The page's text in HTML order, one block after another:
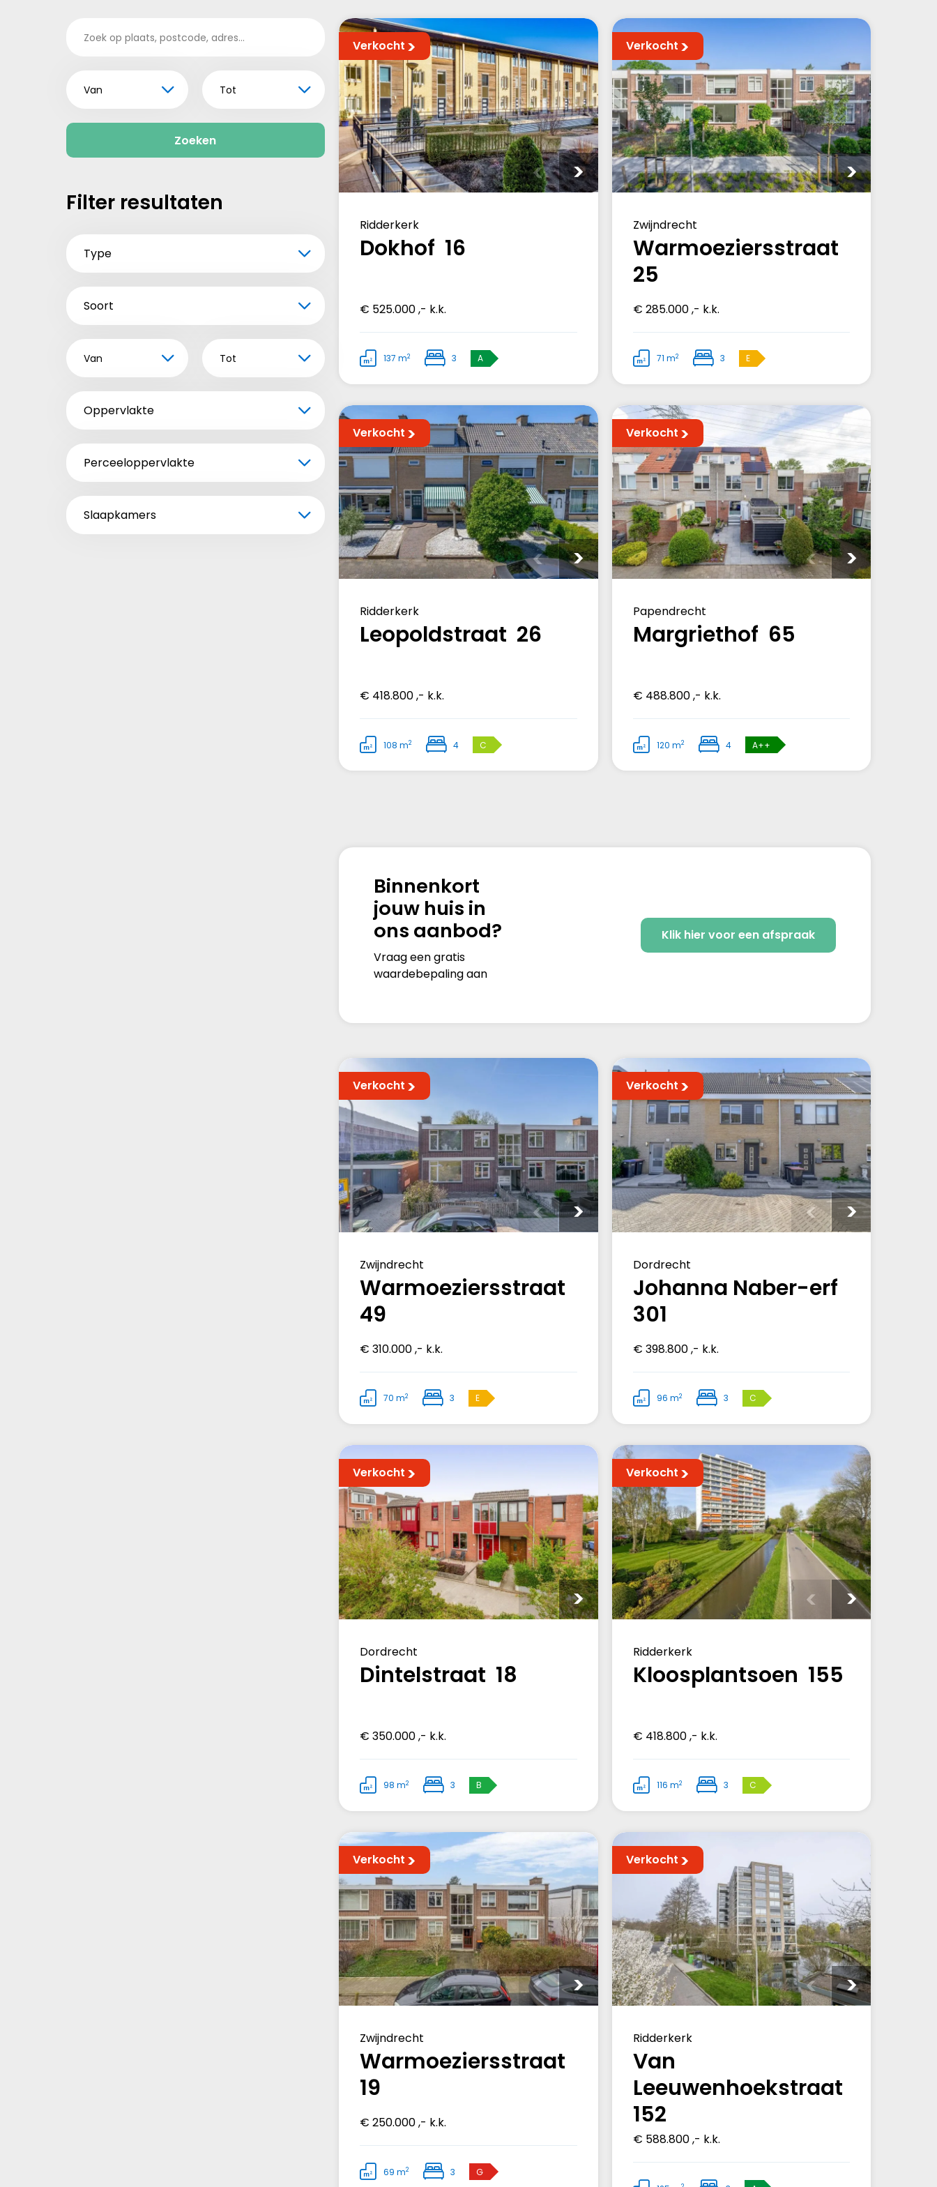
Van Tot
Zoeken
Filter resultaten
Type
Soort
Van Tot
Oppervlakte
Perceeloppervlakte
Slaapkamers
Verkocht
Ridderkerk
Dokhof 16
€ 525.000 ,- k.k.
137 m2 3 A
Verkocht
Zwijndrecht
Warmoeziersstraat
25
€ 285.000 ,- k.k.
71 m2 3 E
Verkocht
Ridderkerk
Leopoldstraat 26
€ 418.800 ,- k.k.
108 m2 4 C
Verkocht
Papendrecht
Margriethof 65
€ 488.800 ,- k.k.
120 m2 4 A++
Binnenkort
jouw huis in
ons aanbod?
Vraag een gratis
waardebepaling aan
Klik hier voor een afspraak
Verkocht
Zwijndrecht
Warmoeziersstraat
49
€ 310.000 ,- k.k.
70 m2 3 E
Verkocht
Dordrecht
Johanna Naber-erf
301
€ 398.800 ,- k.k.
96 m2 3 C
Verkocht
Dordrecht
Dintelstraat 18
€ 350.000 ,- k.k.
98 m2 3 B
Verkocht
Ridderkerk
Kloosplantsoen 155
€ 418.800 ,- k.k.
116 m2 3 C
Verkocht
Zwijndrecht
Warmoeziersstraat
19
€ 250.000 ,- k.k.
69 m2 3 G
Verkocht
Ridderkerk
Van
Leeuwenhoekstraat
152
€ 588.800 ,- k.k.